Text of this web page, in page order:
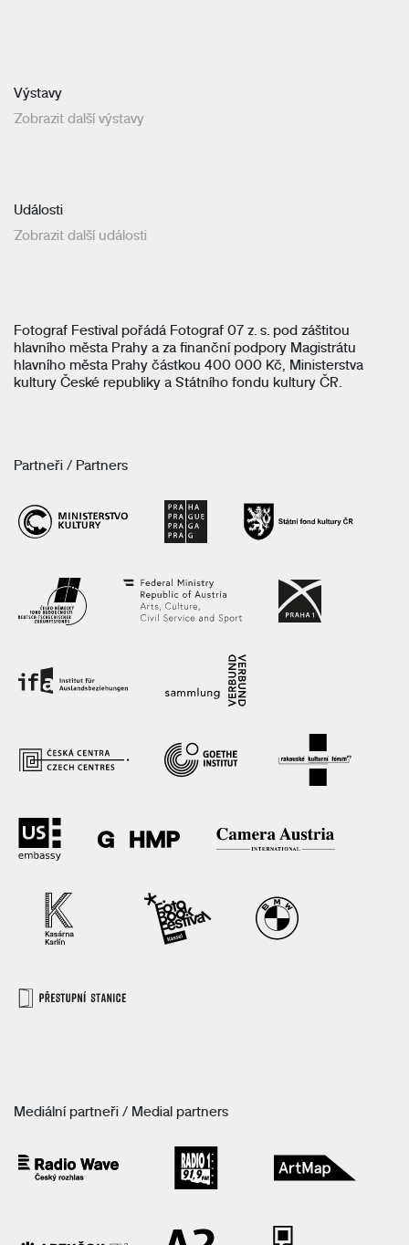
Výstavy
Zobrazit další výstavy
Události
Zobrazit další události
Fotograf Festival pořádá Fotograf 07 z. s. pod záštitou
hlavního města Prahy a za finanční podpory Magistrátu
hlavního města Prahy částkou 400 000 Kč, Ministerstva
kultury České republiky a Státního fondu kultury ČR.
Partneři / Partners
Mediální partneři / Medial partners